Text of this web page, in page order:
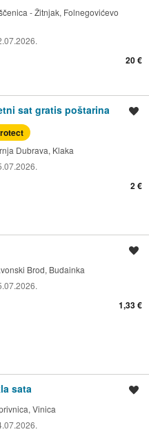
- Žitnjak, Folnegovićevo
20 €
sat gratis poštarina
Dubrava, Klaka
2 €
Brod, Budainka
1,33 €
sata
Vinica